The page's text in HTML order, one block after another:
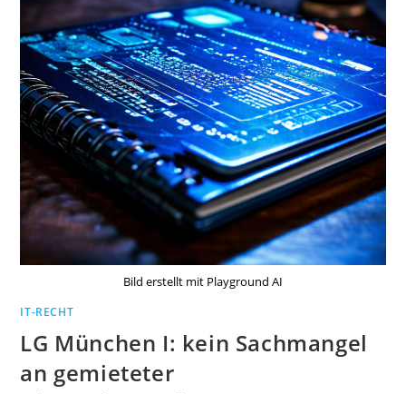
Bild erstellt mit Playground AI
IT-RECHT
LG München I: kein Sachmangel
an gemieteter